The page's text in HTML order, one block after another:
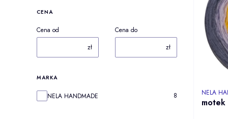
CENA
Cena od
zł
Cena do
zł
MARKA
MarkaNELA HANDMADE 8 NELA